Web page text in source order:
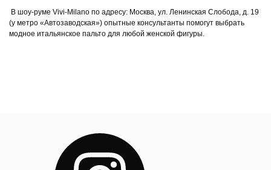
В шоу-руме Vivi-Milano по адресу: Москва, ул. Ленинская Слобода, д. 19
(у метро «Автозаводская») опытные консультанты помогут выбрать
модное итальянское пальто для любой женской фигуры.